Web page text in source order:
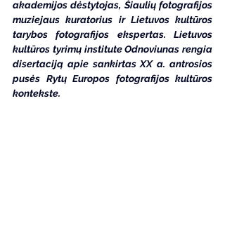
akademijos dėstytojas, Šiaulių fotografijos
muziejaus kuratorius ir Lietuvos kultūros
tarybos fotografijos ekspertas. Lietuvos
kultūros tyrimų institute Odnoviunas rengia
disertaciją apie sankirtas XX a. antrosios
pusės Rytų Europos fotografijos kultūros
kontekste.